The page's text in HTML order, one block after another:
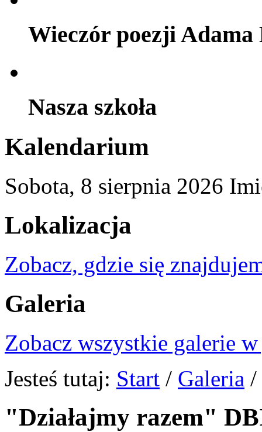
Wieczór poezji
Nasza szkoła
Kalendarium
Sobota, 8 sierpnia 2026
Lokalizacja
Zobacz, gdzie się
Galeria
Zobacz wszystkie galerie
Jesteś tutaj: Start / Galeria /
"Działajmy razem"